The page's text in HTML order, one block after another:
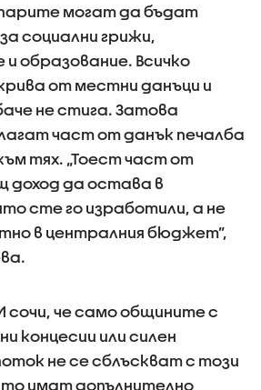
могат да бъдат
социални грижи,
образование. Всичко
от местни данъци и
не стига. Затова
част от данък печалба
тях. „Тоест част от
доход да остава в
сте го изработили, а не
в централния бюджет”,
сочи, че само общините с
концесии или силен
не се сблъскват с този
имат допълнително